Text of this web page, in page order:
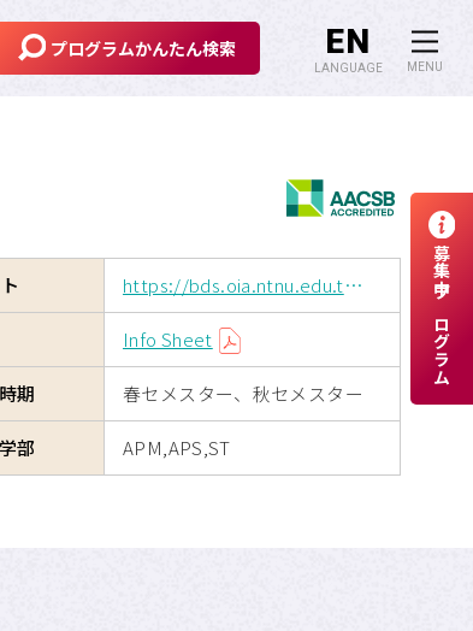
プログラムかんたん検索 EN
LANGUAGE
https://bds.oia.ntnu.edu.tw/bds/en/web
Info Sheet
期 春セメスター、秋セメスター
部 APM,APS,ST
MENU
ための奨学金制度
マップ
ポリシー
募集中プログラム